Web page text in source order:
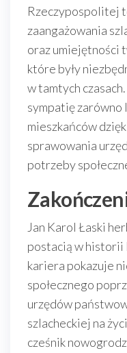
Rzeczypospolitej
zaangażowania
oraz umiejętności
które były
w tamtych
sympatię zarówno
mieszkańców
sprawowania
potrzeby
Jan Karol Łaski
postacią w historii
kariera pokazuje
społecznego
urzędów
szlacheckiej na
cześnik